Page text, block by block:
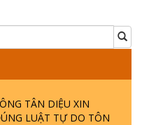
TÂN DIỆU XIN
LUẬT TỰ DO TÔN